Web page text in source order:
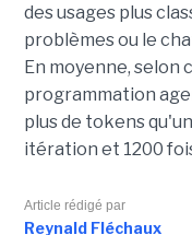
des usages plus
problèmes ou le
En moyenne, selon
programmation
plus de tokens
itération et 1200
Article rédigé par
Reynald Fléchaux